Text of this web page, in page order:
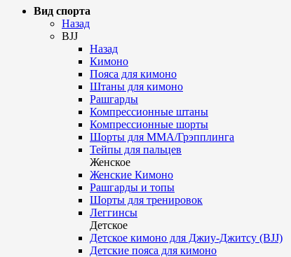
Вид спорта
Назад
BJJ
Назад
Кимоно
Пояса для кимоно
Штаны для кимоно
Рашгарды
Компрессионные штаны
Компрессионные шорты
Шорты для ММА/Грэпплинга
Тейпы для пальцев
Женское
Женские Кимоно
Рашгарды и топы
Шорты для тренировок
Леггинсы
Детское
Детское кимоно для Джиу-Джитсу (BJJ)
Детские пояса для кимоно